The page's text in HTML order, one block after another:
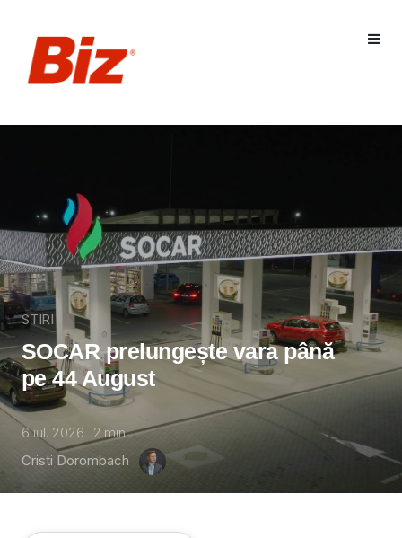
STIRI
SOCAR prelungește vara până
pe 44 August
6 iul. 2026 2 min
Cristi Dorombach